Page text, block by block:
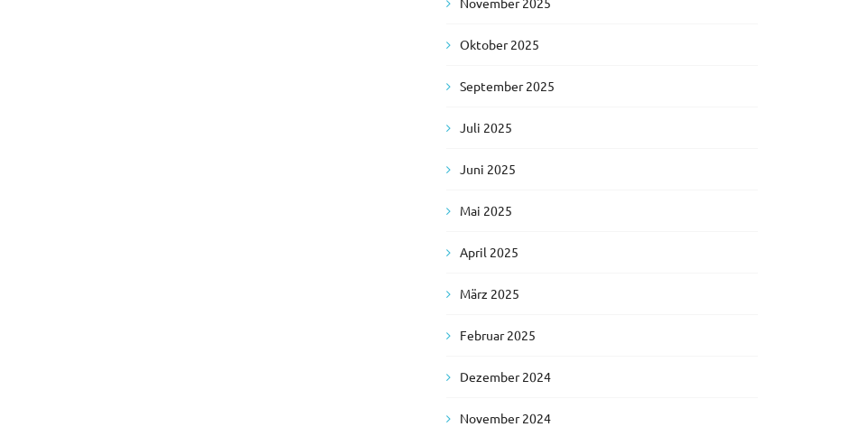
Oktober 2025
September 2025
Juli 2025
Juni 2025
Mai 2025
April 2025
März 2025
Februar 2025
Dezember 2024
November 2024